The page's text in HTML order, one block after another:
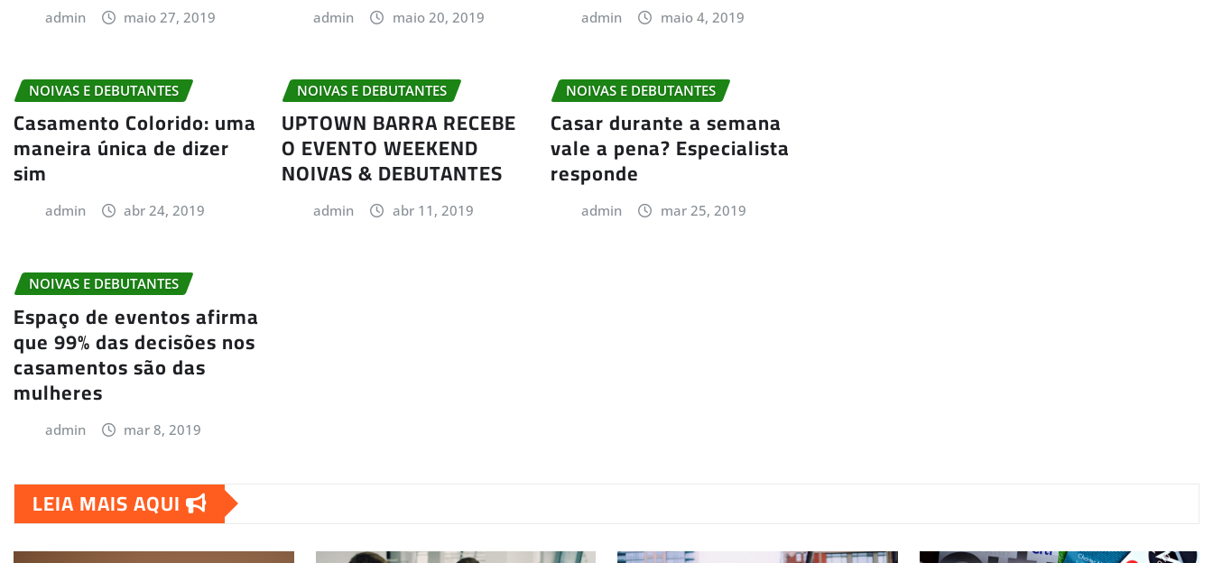
admin maio 27, 2019 admin maio 20, 2019 admin maio 4, 2019
NOIVAS E DEBUTANTES
Casamento Colorido: uma
maneira única de dizer
sim
admin abr 24, 2019
NOIVAS E DEBUTANTES
UPTOWN BARRA RECEBE
O EVENTO WEEKEND
NOIVAS & DEBUTANTES
admin abr 11, 2019
NOIVAS E DEBUTANTES
Casar durante a semana
vale a pena? Especialista
responde
admin mar 25, 2019
NOIVAS E DEBUTANTES
Espaço de eventos afirma
que 99% das decisões nos
casamentos são das
mulheres
admin mar 8, 2019
LEIA MAIS AQUI